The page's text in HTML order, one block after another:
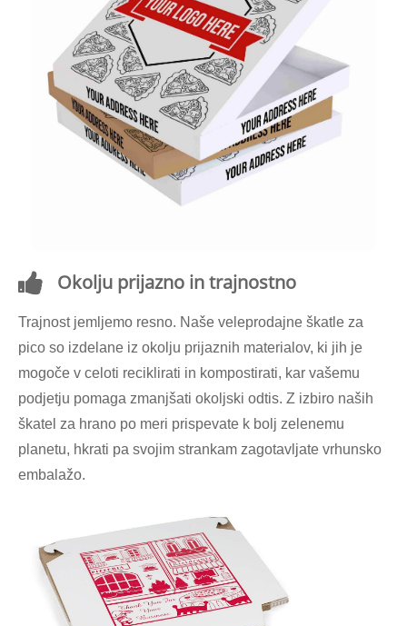
Okolju prijazno in trajnostno
Trajnost jemljemo resno. Naše veleprodajne škatle za
pico so izdelane iz okolju prijaznih materialov, ki jih je
mogoče v celoti reciklirati in kompostirati, kar vašemu
podjetju pomaga zmanjšati okoljski odtis. Z izbiro naših
škatel za hrano po meri prispevate k bolj zelenemu
planetu, hkrati pa svojim strankam zagotavljate vrhunsko
embalažo.